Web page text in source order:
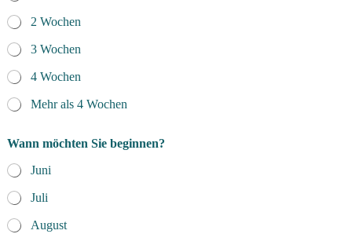
2 Wochen
3 Wochen
4 Wochen
Mehr als 4 Wochen
Wann möchten Sie beginnen?
Juni
Juli
August